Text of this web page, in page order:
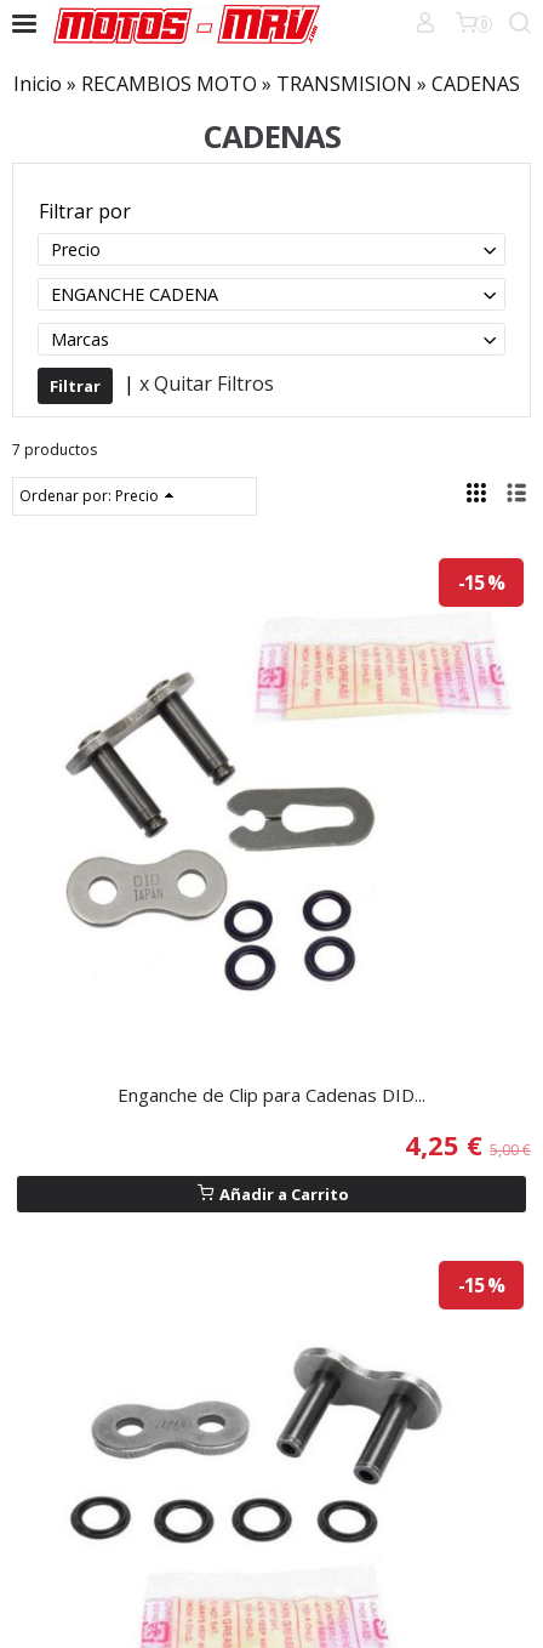
0
Inicio » RECAMBIOS MOTO » TRANSMISION » CADENAS
CADENAS
Filtrar por
Precio
ENGANCHE CADENA
Marcas
| x Quitar Filtros
7 productos
Ordenar por: Precio
-15 %
Enganche de Clip para Cadenas DID...
4,25 € 5,00 €
Añadir a Carrito
-15 %